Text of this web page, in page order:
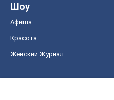
Шоу
Афиша
Красота
Женский Журнал